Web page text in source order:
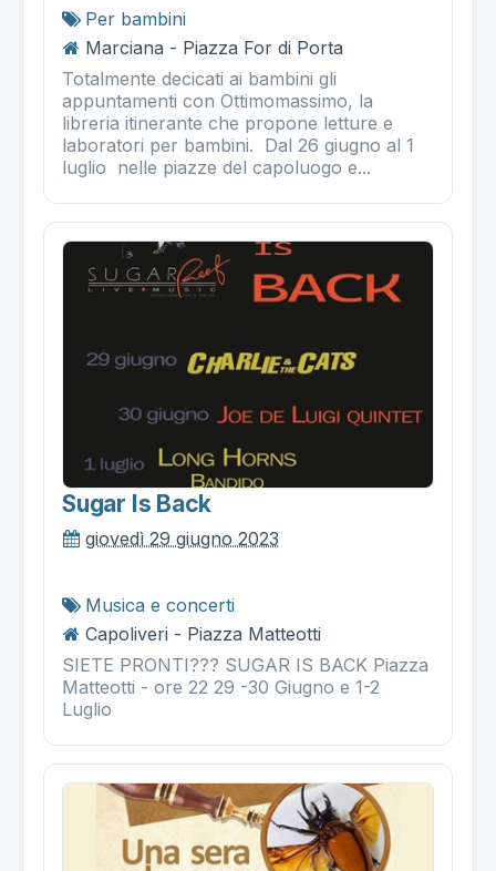
Per bambini
Marciana - Piazza For di Porta
Totalmente decicati ai bambini gli
appuntamenti con Ottimomassimo, la
libreria itinerante che propone letture e
laboratori per bambini. Dal 26 giugno al 1
luglio nelle piazze del capoluogo e...
Sugar Is Back
giovedì 29 giugno 2023
Musica e concerti
Capoliveri - Piazza Matteotti
SIETE PRONTI??? SUGAR IS BACK Piazza
Matteotti - ore 22 29 -30 Giugno e 1-2
Luglio